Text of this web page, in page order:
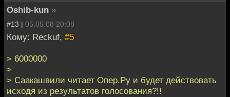
Oshib-kun »
#13 | 05.05.08 20:08
Кому: Reckuf, #5
> 6000000
>
> Саакашвили читает Опер.Ру и будет действовать
исходя из результатов голосования?!!